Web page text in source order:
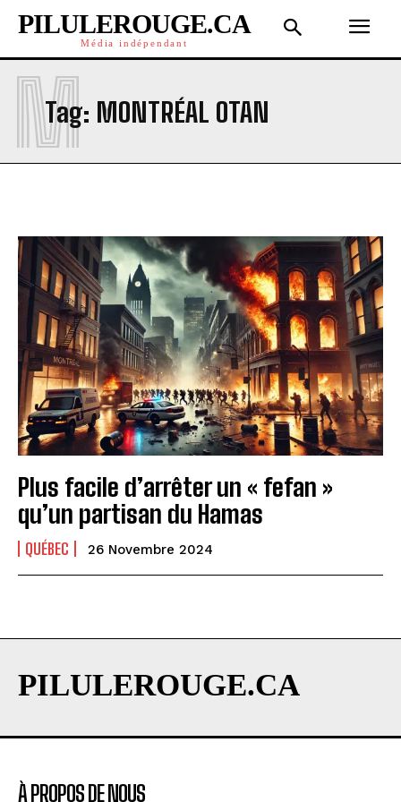
PILULEROUGE.CA
Média indépendant
Tag: MONTRÉAL OTAN
M
Plus facile d’arrêter un « fefan »
qu’un partisan du Hamas
QUÉBEC 26 Novembre 2024
PILULEROUGE.CA
À PROPOS DE NOUS